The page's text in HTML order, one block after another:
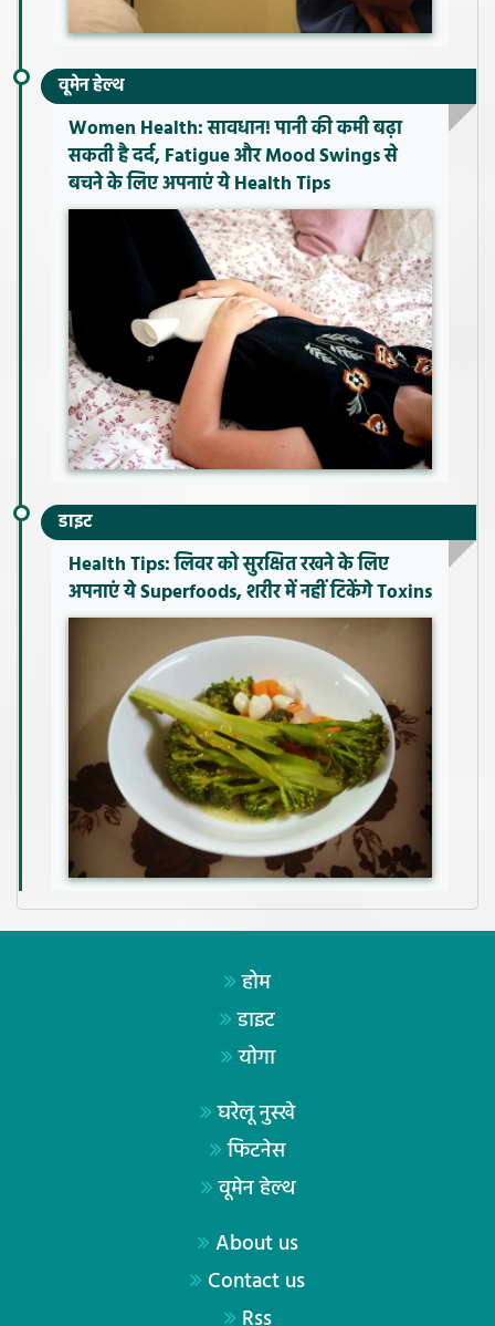
वूमेन हेल्थ
Women Health: सावधान! पानी की कमी बढ़ा
सकती है दर्द, Fatigue और Mood Swings से
बचने के लिए अपनाएं ये Health Tips
डाइट
Health Tips: लिवर को सुरक्षित रखने के लिए
अपनाएं ये Superfoods, शरीर में नहीं टिकेंगे Toxins
होम
डाइट
योगा
घरेलू नुस्खे
फिटनेस
वूमेन हेल्थ
About us
Contact us
Rss